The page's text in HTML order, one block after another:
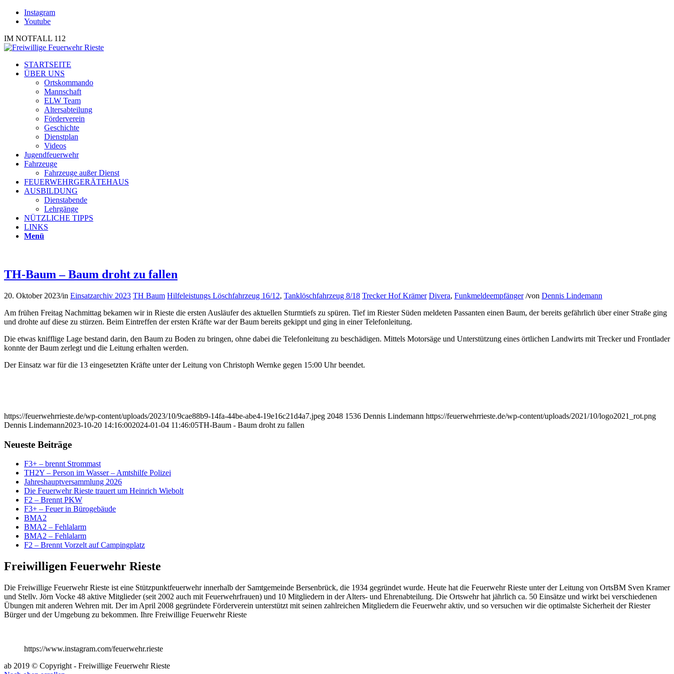
Instagram
Youtube
IM NOTFALL 112
STARTSEITE
ÜBER UNS
Ortskommando
Mannschaft
ELW Team
Altersabteilung
Förderverein
Geschichte
Dienstplan
Videos
Jugendfeuerwehr
Fahrzeuge
Fahrzeuge außer Dienst
FEUERWEHRGERÄTEHAUS
AUSBILDUNG
Dienstabende
Lehrgänge
NÜTZLICHE TIPPS
LINKS
Menü
TH-Baum – Baum droht zu fallen
20. Oktober 2023/in Einsatzarchiv 2023 TH Baum Hilfeleistungs Löschfahrzeug 16/12, Tanklöschfahrzeug 8/18 Trecker Hof Krämer Divera, Funkmeldeempfänger /von Dennis Lindemann
Am frühen Freitag Nachmittag bekamen wir in Rieste die ersten Ausläufer des aktuellen Sturmtiefs zu spüren. Tief im Riester Süden meldeten Passanten einen Baum, der bereits gefährlich über einer Straße ging
und drohte auf diese zu stürzen. Beim Eintreffen der ersten Kräfte war der Baum bereits gekippt und ging in einer Telefonleitung.
Die etwas knifflige Lage bestand darin, den Baum zu Boden zu bringen, ohne dabei die Telefonleitung zu beschädigen. Mittels Motorsäge und Unterstützung eines örtlichen Landwirts mit Trecker und Frontlader
konnte der Baum zerlegt und die Leitung erhalten werden.
Der Einsatz war für die 13 eingesetzten Kräfte unter der Leitung von Christoph Wernke gegen 15:00 Uhr beendet.
https://feuerwehrrieste.de/wp-content/uploads/2023/10/9cae88b9-14fa-44be-abe4-19e16c21d4a7.jpeg 2048 1536 Dennis Lindemann https://feuerwehrrieste.de/wp-content/uploads/2021/10/logo2021_rot.png
Dennis Lindemann2023-10-20 14:16:002024-01-04 11:46:05TH-Baum - Baum droht zu fallen
Neueste Beiträge
F3+ – brennt Strommast
TH2Y – Person im Wasser – Amtshilfe Polizei
Jahreshauptversammlung 2026
Die Feuerwehr Rieste trauert um Heinrich Wiebolt
F2 – Brennt PKW
F3+ – Feuer in Bürogebäude
BMA2
BMA2 – Fehlalarm
BMA2 – Fehlalarm
F2 – Brennt Vorzelt auf Campingplatz
Freiwilligen Feuerwehr Rieste
Die Freiwillige Feuerwehr Rieste ist eine Stützpunktfeuerwehr innerhalb der Samtgemeinde Bersenbrück, die 1934 gegründet wurde. Heute hat die Feuerwehr Rieste unter der Leitung von OrtsBM Sven Kramer
und Stellv. Jörn Vocke 48 aktive Mitglieder (seit 2002 auch mit Feuerwehrfrauen) und 10 Mitgliedern in der Alters- und Ehrenabteilung. Die Ortswehr hat jährlich ca. 50 Einsätze und wirkt bei verschiedenen
Übungen mit anderen Wehren mit. Der im April 2008 gegründete Förderverein unterstützt mit seinen zahlreichen Mitgliedern die Feuerwehr aktiv, und so versuchen wir die optimalste Sicherheit der Riester
Bürger und der Umgebung zu bekommen. Ihre Freiwillige Feuerwehr Rieste
https://www.instagram.com/feuerwehr.rieste
ab 2019 © Copyright - Freiwillige Feuerwehr Rieste